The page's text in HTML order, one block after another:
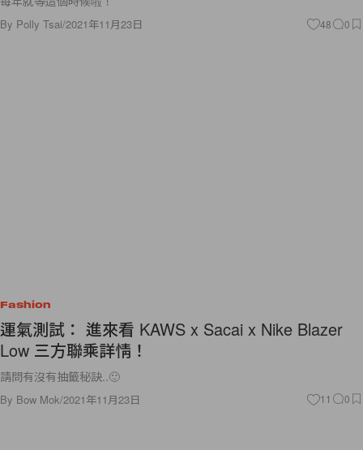
By Polly Tsai/2021年11月23日 48 0
Fashion
運氣測試： 進來看 KAWS x Sacai x Nike Blazer
Low 三方聯乘詳情！
請問有沒有抽籤秘訣..🙂
By Bow Mok/2021年11月23日 11 0